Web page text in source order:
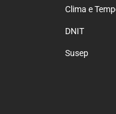
Clima e
DNIT
Susep